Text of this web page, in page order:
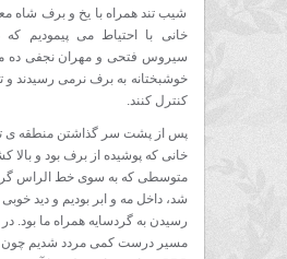
شیب تند همراه با یخ و برف شاه
خانی با احتیاط می پیمودیم
سیروس فتحی و مهران نجفی ده
خوشبختانه به برف نرمی رسیدند و
کنترل کنند.
پس از پشت سر گذاشتن منطقه ی
خانی که پوشیده از برف بود و
متوسطی که به سوی خط الراس
شد، داخل مه و ابر بودیم و دید خوبی
رسیدن به گردسایه همراه ما بود. در
مسیر درست کمی مردد شدیم چون